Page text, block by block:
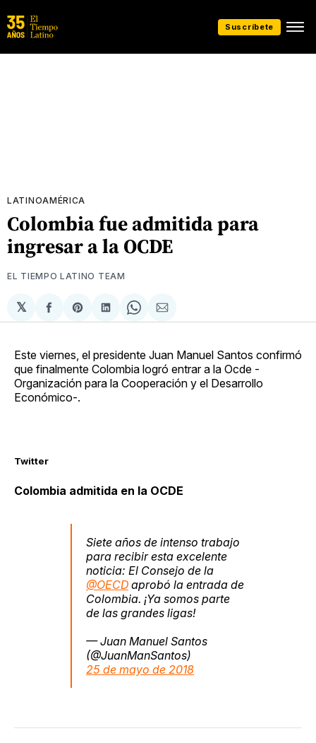
Suscríbete
LATINOAMÉRICA
Colombia fue admitida para
ingresar a la OCDE
EL TIEMPO LATINO TEAM
𝕏
Compartir
en
Share
on
Compartir
en
Share
on
Compartir
via
Este viernes, el presidente Juan Manuel Santos confirmó
que finalmente Colombia logró entrar a la Ocde -
Organización para la Cooperación y el Desarrollo
Económico-.
Twitter
Colombia admitida en la OCDE
Siete años de intenso trabajo
para recibir esta excelente
noticia: El Consejo de la
@OECD aprobó la entrada de
Colombia. ¡Ya somos parte
de las grandes ligas!
— Juan Manuel Santos
(@JuanManSantos)
25 de mayo de 2018